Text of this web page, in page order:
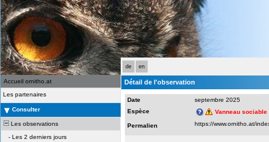
de en
Accueil ornitho.at
Les partenaires
Consulter
Les observations
- Les 2 derniers jours
Détail de l'observation
Date
septembre 2025
Espèce
Vanneau sociable
Permalien